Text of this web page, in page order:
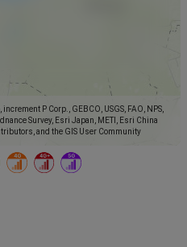
P Corp., GEBCO, USGS, FAO, NPS,
Survey, Esri Japan, METI, Esri China
and the GIS User Community